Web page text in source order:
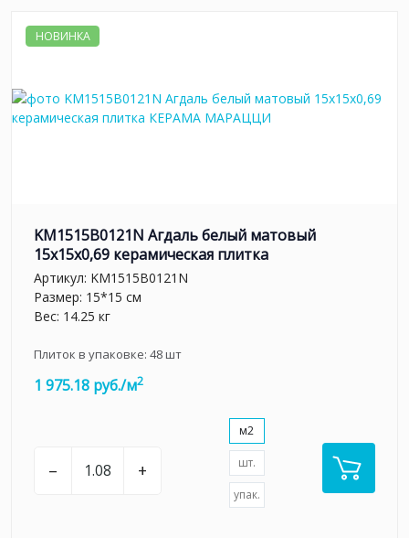
НОВИНКА
KM1515B0121N Агдаль белый матовый
15x15x0,69 керамическая плитка
Артикул: KM1515B0121N
Размер: 15*15 см
Вес: 14.25 кг
Плиток в упаковке: 48шт
1 975.18 руб./м2
– +
м2
шт.
упак.